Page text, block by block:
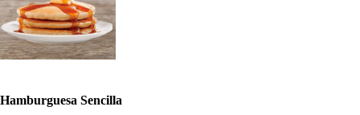
Hamburguesa Sencilla